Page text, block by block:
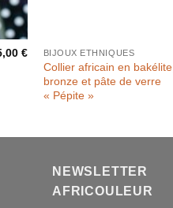
€ BIJOUX ETHNIQUES
Collier africain en bakélite,
bronze et pâte de verre
« Pépite »
NEWSLETTER
AFRICOULEUR